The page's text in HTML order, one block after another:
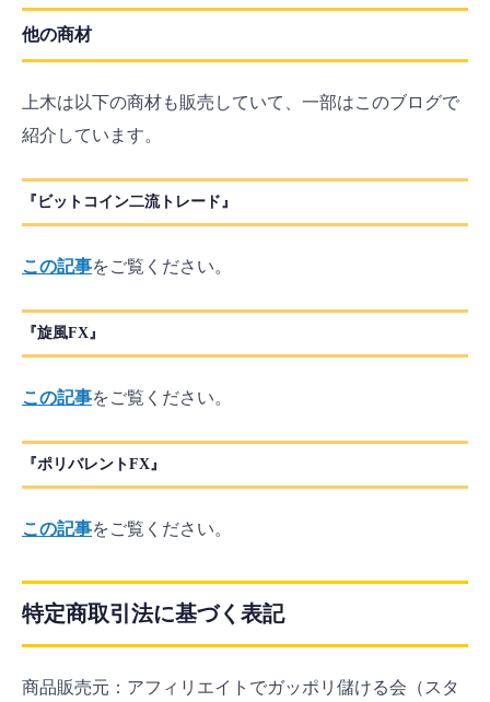
他の商材
上木は以下の商材も販売していて、一部はこのブログで
紹介しています。
『ビットコイン二流トレード』
この記事をご覧ください。
『旋風FX』
この記事をご覧ください。
『ポリバレントFX』
この記事をご覧ください。
特定商取引法に基づく表記
商品販売元：アフィリエイトでガッポリ儲ける会（スタ